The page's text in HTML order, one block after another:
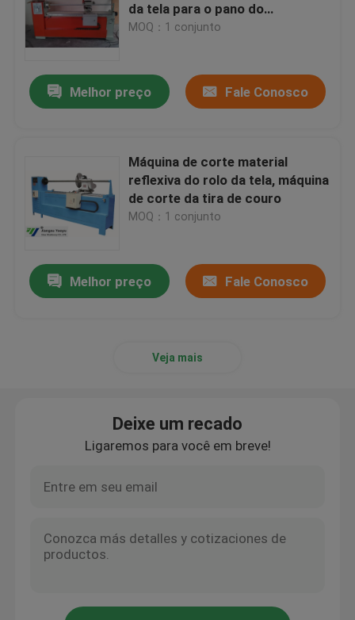
Produtos
Sobre nós
da tela para o pano do
algodão/barraca
MOQ：1 conjunto
Melhor preço Fale Conosco
Máquina de corte material
reflexiva do rolo da tela, máquina
de corte da tira de couro
MOQ：1 conjunto
Melhor preço Fale Conosco
Veja mais
Deixe um recado
Ligaremos para você em breve!